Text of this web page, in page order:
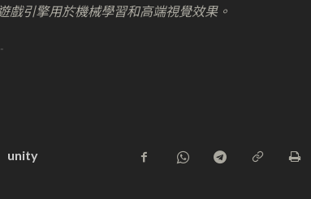
引擎用於機械學習和高端視覺效果。
unity